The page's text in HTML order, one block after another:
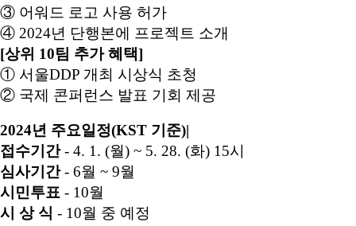
③ 어워드 로고 사용 허가
④ 2024년 단행본에 프로젝트 소개
[상위 10팀 추가 혜택]
① 서울DDP 개최 시상식 초청
② 국제 콘퍼런스 발표 기회 제공
2024년 주요일정(KST 기준)|
접수기간- 4. 1. (월) ~ 5. 28. (화) 15시
심사기간- 6월 ~ 9월
시민투표 - 10월
시 상 식 - 10월 중 예정